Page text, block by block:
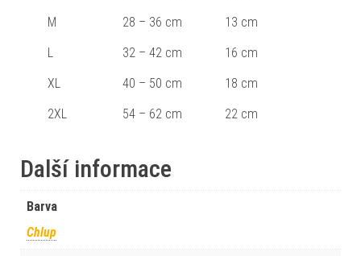
M
28 – 36 cm
13 cm
L
32 – 42 cm
16 cm
XL
40 – 50 cm
18 cm
2XL
54 – 62 cm 22 cm
Další informace
Barva
Chlup